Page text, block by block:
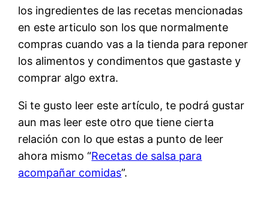
los ingredientes de las recetas mencionadas
en este articulo son los que normalmente
compras cuando vas a la tienda para reponer
los alimentos y condimentos que gastaste y
comprar algo extra.
Si te gusto leer este artículo, te podrá gustar
aun mas leer este otro que tiene cierta
relación con lo que estas a punto de leer
ahora mismo “Recetas de salsa para
acompañar comidas”.